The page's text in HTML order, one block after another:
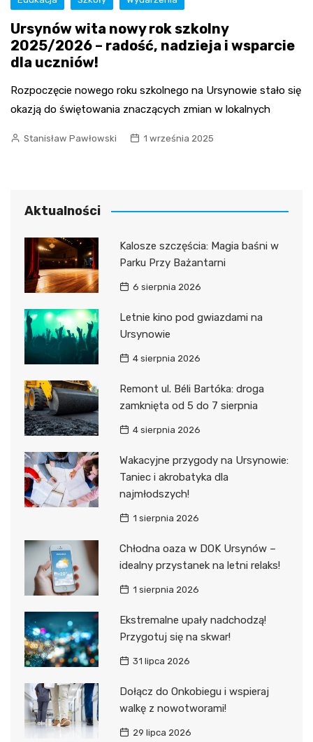
Ursynów wita nowy rok szkolny
2025/2026 – radość, nadzieja i wsparcie
dla uczniów!
Rozpoczęcie nowego roku szkolnego na Ursynowie stało się
okazją do świętowania znaczących zmian w lokalnych
Stanisław Pawłowski 1 września 2025
Aktualności
Kalosze szczęścia: Magia baśni w
Parku Przy Bażantarni
6 sierpnia 2026
Letnie kino pod gwiazdami na
Ursynowie
4 sierpnia 2026
Remont ul. Béli Bartóka: droga
zamknięta od 5 do 7 sierpnia
4 sierpnia 2026
Wakacyjne przygody na Ursynowie:
Taniec i akrobatyka dla
najmłodszych!
1 sierpnia 2026
Chłodna oaza w DOK Ursynów –
idealny przystanek na letni relaks!
1 sierpnia 2026
Ekstremalne upały nadchodzą!
Przygotuj się na skwar!
31 lipca 2026
Dołącz do Onkobiegu i wspieraj
walkę z nowotworami!
29 lipca 2026